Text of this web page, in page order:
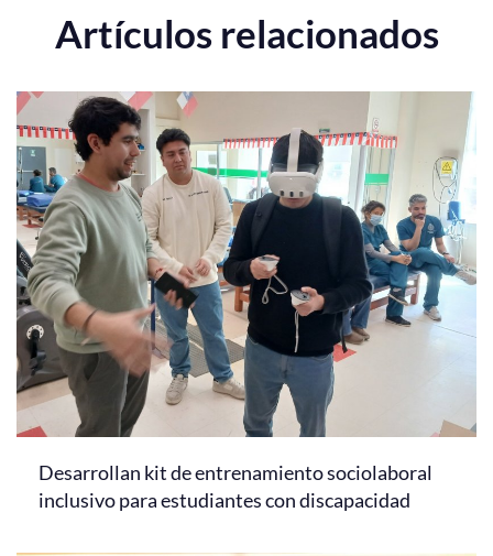
Artículos relacionados
Desarrollan kit de entrenamiento sociolaboral
inclusivo para estudiantes con discapacidad